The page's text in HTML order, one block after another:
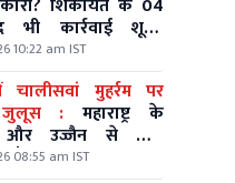
शिकायत के 04
भी कार्रवाई शून्य,
में आक्रोश
10:22 am IST
मुहर्रम पर
जुलूस : महाराष्ट्र के
और उज्जैन से आए
शमा
08:55 am IST